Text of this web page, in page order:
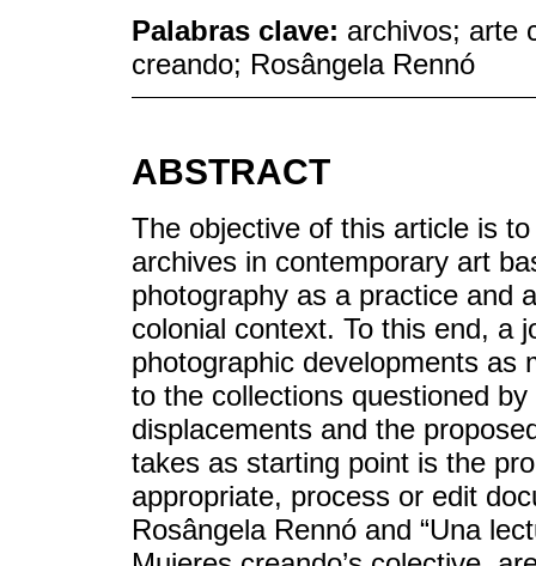
Palabras clave: archivos; arte
creando; Rosângela Rennó
ABSTRACT
The objective of this article is
archives in contemporary art
photography as a practice and
colonial context. To this end, a
photographic developments as
to the collections questioned
displacements and the
takes as starting point is the
appropriate, process or edit
Rosângela Rennó and “Una